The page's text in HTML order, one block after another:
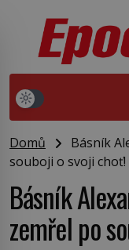
Domů
Básník
souboji o svoji choť!
Básník
zemřel po